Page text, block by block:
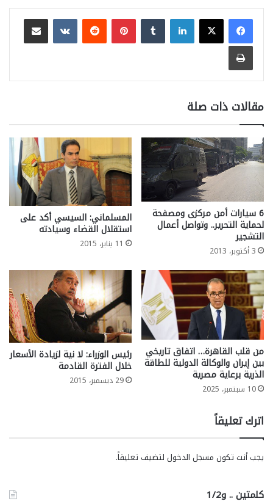
لينكدإن بينتيريست
مشاركة عبر البريد
طباعة
مقالات ذات صلة
6 سيارات أمن مركزى ومصفحة
لحماية التحرير.. وتواصل أعمال
التشجير
3 أكتوبر، 2013
المسلماني: السيسي أكد على
استقلال القضاء وسيادته
11 يناير، 2015
من قلب القاهرة… اتفاق تاريخي
بين إيران والوكالة الدولية للطاقة
الذرية برعاية مصرية
10 سبتمبر، 2025
رئيس الوزراء: ﻻ نية لزيادة اﻷسعار
خلال الفترة القادمة
29 ديسمبر، 2015
اترك تعليقاً
يجب أنت تكون مسجل الدخول لتضيف تعليقاً.
كلمتين .. و1/2